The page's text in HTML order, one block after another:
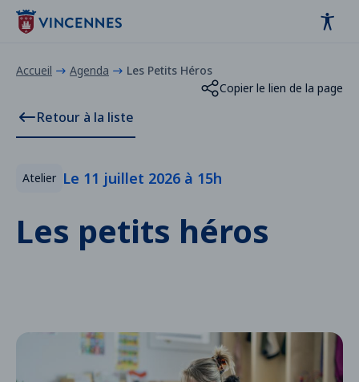
contenu
Accueil Agenda
Les Petits Héros
Copier le lien de la page
Retour à la liste
Atelier Le 11 juillet 2026 à 15h
Les petits héros
Panneau de gestion des cookies